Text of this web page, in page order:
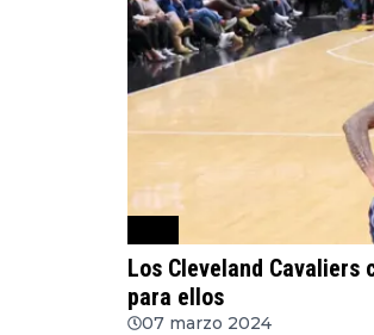
Los Cleveland Cavaliers
para ellos
07 marzo 2024